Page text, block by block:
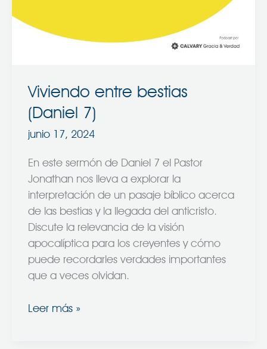
Viviendo entre bestias
(Daniel 7)
junio 17, 2024
En este sermón de Daniel 7 el Pastor
Jonathan nos lleva a explorar la
interpretación de un pasaje bíblico acerca
de las bestias y la llegada del anticristo.
Discute la relevancia de la visión
apocalíptica para los creyentes y cómo
puede recordarles verdades importantes
que a veces olvidan.
Leer más »